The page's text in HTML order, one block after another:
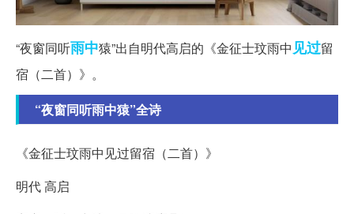
“夜窗同听雨中猿”出自明代高启的《金征士玟雨中见过留
宿（二首）》。
“夜窗同听雨中猿”全诗
《金征士玟雨中见过留宿（二首）》
明代 高启